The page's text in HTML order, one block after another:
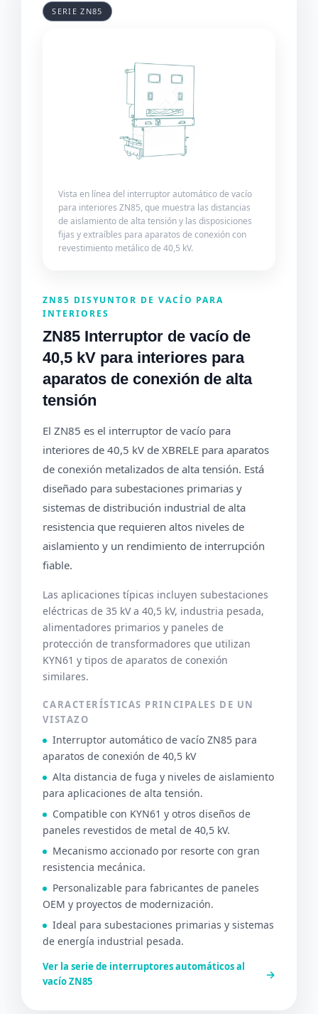
SERIE ZN85
Vista en línea del interruptor automático de vacío
para interiores ZN85, que muestra las distancias
de aislamiento de alta tensión y las disposiciones
fijas y extraíbles para aparatos de conexión con
revestimiento metálico de 40,5 kV.
ZN85 DISYUNTOR DE VACÍO PARA
INTERIORES
ZN85 Interruptor de vacío de
40,5 kV para interiores para
aparatos de conexión de alta
tensión
El ZN85 es el interruptor de vacío para
interiores de 40,5 kV de XBRELE para aparatos
de conexión metalizados de alta tensión. Está
diseñado para subestaciones primarias y
sistemas de distribución industrial de alta
resistencia que requieren altos niveles de
aislamiento y un rendimiento de interrupción
fiable.
Las aplicaciones típicas incluyen subestaciones
eléctricas de 35 kV a 40,5 kV, industria pesada,
alimentadores primarios y paneles de
protección de transformadores que utilizan
KYN61 y tipos de aparatos de conexión
similares.
CARACTERÍSTICAS PRINCIPALES DE UN
VISTAZO
Interruptor automático de vacío ZN85 para
aparatos de conexión de 40,5 kV
Alta distancia de fuga y niveles de aislamiento
para aplicaciones de alta tensión.
Compatible con KYN61 y otros diseños de
paneles revestidos de metal de 40,5 kV.
Mecanismo accionado por resorte con gran
resistencia mecánica.
Personalizable para fabricantes de paneles
OEM y proyectos de modernización.
Ideal para subestaciones primarias y sistemas
de energía industrial pesada.
Ver la serie de interruptores automáticos al
vacío ZN85
→